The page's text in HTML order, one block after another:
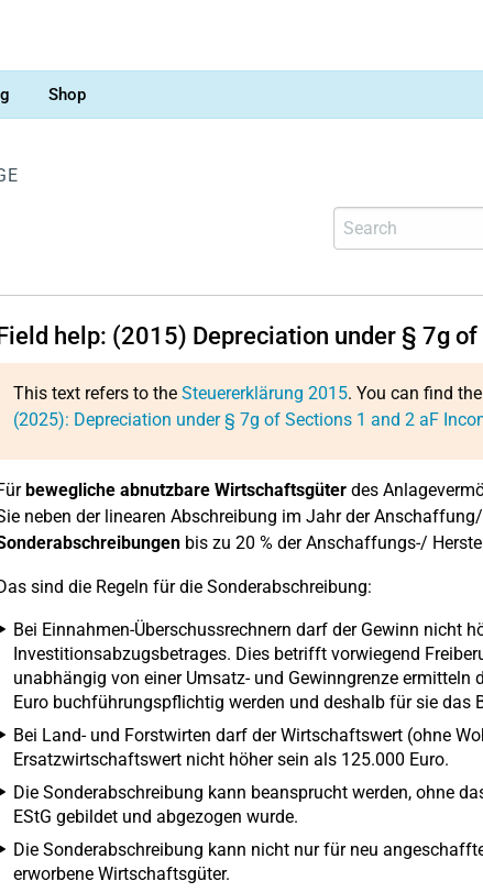
Shop
help: (2015) Depreciation under § 7g
This text refers to the Steuererklärung 2015. You can find
(2025): Depreciation under § 7g of Sections 1 and 2 aF
bewegliche abnutzbare Wirtschaftsgüterdes
neben der linearen Abschreibung im Jahr der
bis zu 20 % der Anschaffungs-/
sind die Regeln für die Sonderabschreibung:
Bei Einnahmen-Überschussrechnern darf der Gewinn nicht
Investitionsabzugsbetrages. Dies betrifft vorwiegend
unabhängig von einer Umsatz- und Gewinngrenze ermitteln
Euro buchführungspflichtig werden und deshalb für sie das
Bei Land- und Forstwirten darf der Wirtschaftswert (ohne
Ersatzwirtschaftswert nicht höher sein als 125.000 Euro.
Die Sonderabschreibung kann beansprucht werden, ohne
EStG gebildet und abgezogen wurde.
Die Sonderabschreibung kann nicht nur für neu
erworbene Wirtschaftsgüter.